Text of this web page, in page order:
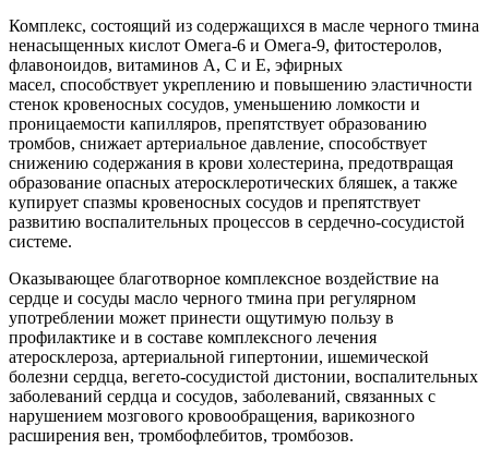
Комплекс, состоящий из содержащихся в масле черного тмина
ненасыщенных кислот Омега-6 и Омега-9, фитостеролов,
флавоноидов, витаминов А, С и Е, эфирных
масел, способствует укреплению и повышению эластичности
стенок кровеносных сосудов, уменьшению ломкости и
проницаемости капилляров, препятствует образованию
тромбов, снижает артериальное давление, способствует
снижению содержания в крови холестерина, предотвращая
образование опасных атеросклеротических бляшек, а также
купирует спазмы кровеносных сосудов и препятствует
развитию воспалительных процессов в сердечно-сосудистой
системе.
Оказывающее благотворное комплексное воздействие на
сердце и сосуды масло черного тмина при регулярном
употреблении может принести ощутимую пользу в
профилактике и в составе комплексного лечения
атеросклероза, артериальной гипертонии, ишемической
болезни сердца, вегето-сосудистой дистонии, воспалительных
заболеваний сердца и сосудов, заболеваний, связанных с
нарушением мозгового кровообращения, варикозного
расширения вен, тромбофлебитов, тромбозов.